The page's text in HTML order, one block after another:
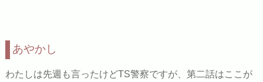
あやかし
わたしは先週も言ったけどTS警察ですが、第二話はここが